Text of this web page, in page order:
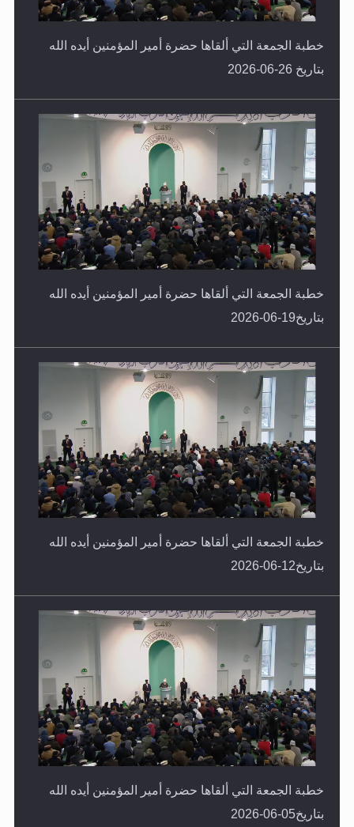
خطبة الجمعة التي ألقاها حضرة أمير المؤمنين أيده الله
بتاريخ 26-06-2026
خطبة الجمعة التي ألقاها حضرة أمير المؤمنين أيده الله
بتاريخ19-06-2026
خطبة الجمعة التي ألقاها حضرة أمير المؤمنين أيده الله
بتاريخ12-06-2026
خطبة الجمعة التي ألقاها حضرة أمير المؤمنين أيده الله
بتاريخ05-06-2026